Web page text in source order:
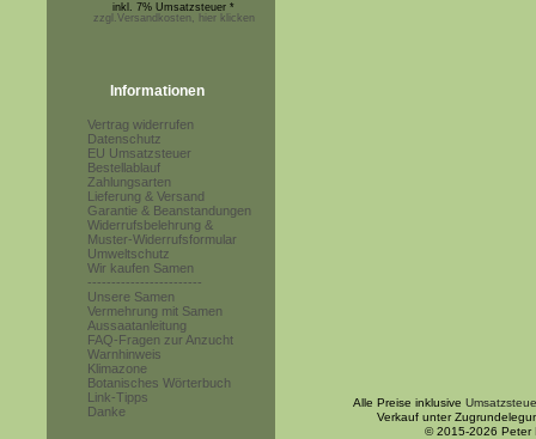
inkl. 7% Umsatzsteuer *
zzgl.Versandkosten, hier klicken
Informationen
Vertrag widerrufen
Datenschutz
EU Umsatzsteuer
Bestellablauf
Zahlungsarten
Lieferung & Versand
Garantie & Beanstandungen
Widerrufsbelehrung &
Muster-Widerrufsformular
Umweltschutz
Wir kaufen Samen
------------------------
Unsere Samen
Vermehrung mit Samen
Aussaatanleitung
FAQ-Fragen zur Anzucht
Warnhinweis
Klimazone
Botanisches Wörterbuch
Link-Tipps
Danke
Alle Preise inklusive
Verkauf unter
© 2015-2026 Peter